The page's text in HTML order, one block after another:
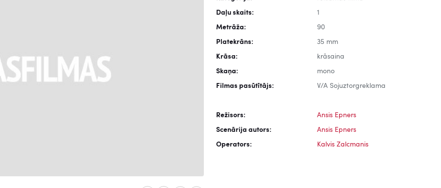
Daļu skaits: 1
Metrāža: 90
Platekrāns: 35 mm
Krāsa: krāsaina
Skaņa: mono
Filmas pasūtītājs: V/A Sojuztorgreklama
Režisors: Ansis Epners
Scenārija autors: Ansis Epners
Operators: Kalvis Zalcmanis